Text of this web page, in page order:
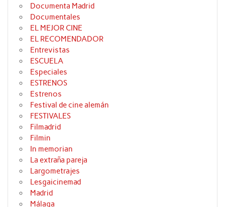
Documenta Madrid
Documentales
EL MEJOR CINE
EL RECOMENDADOR
Entrevistas
ESCUELA
Especiales
ESTRENOS
Estrenos
Festival de cine alemán
FESTIVALES
Filmadrid
Filmin
In memorian
La extraña pareja
Largometrajes
Lesgaicinemad
Madrid
Málaga